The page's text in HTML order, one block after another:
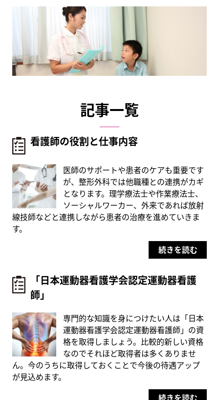
記事一覧
看護師の役割と仕事内容
医師のサポートや患者のケアも重要です
が、整形外科では他職種との連携がカギ
となります。理学療法士や作業療法士、
ソーシャルワーカー、外来であれば放射
線技師などと連携しながら患者の治療を進めていきま
す。
続きを読む
「日本運動器看護学会認定運動器看護
師」
専門的な知識を身につけたい人は「日本
運動器看護学会認定運動器看護師」の資
格を取得しましょう。比較的新しい資格
なのでそれほど取得者は多くありませ
ん。今のうちに取得しておくことで今後の待遇アップ
が見込めます。